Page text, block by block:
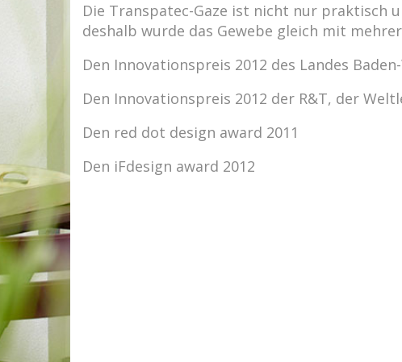
Die Transpatec-Gaze ist nicht nur praktisch
deshalb wurde das Gewebe gleich mit
Den Innovationspreis 2012 des Landes
Den Innovationspreis 2012 der R&T, der
Den red dot design award 2011
Den iFdesign award 2012